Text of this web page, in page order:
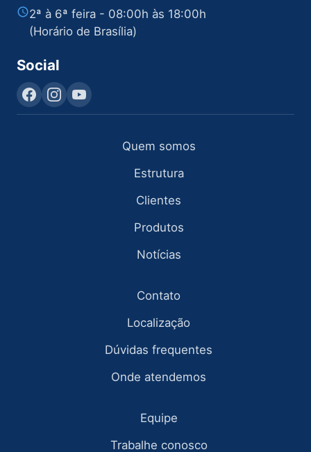
2ª à 6ª feira - 08:00h às 18:00h
(Horário de Brasília)
Social
Quem somos
Estrutura
Clientes
Produtos
Notícias
Contato
Localização
Dúvidas frequentes
Onde atendemos
Equipe
Trabalhe conosco